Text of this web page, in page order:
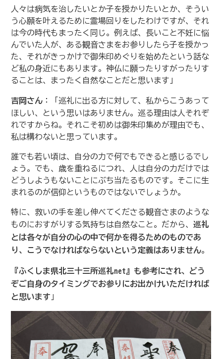
人々は病気を治したいとか子を授かりたいとか、そうい
う心願を叶えるために霊場回りをしたわけですが、それ
は今の時代もまったく同じ。例えば、長いこと不妊に悩
んでいた人が、ある観音さまをお参りしたら子を授かっ
た、それがきっかけで御朱印めぐりを始めたという話な
ど私の身近にもあります。神仏に願ったりすがったりす
ることは、まったく自然なことだと思います」
吉岡さん ：「巡礼に出る方に対して、私からこうあって
ほしい、という思いはありません。巡る理由は人それぞ
れですからね。それこそ初めは御朱印集めが理由でも、
私は構わないと思っています。
誰でも若い頃は、自分の力で何でもできると感じるでし
ょう。でも、歳を重ねるにつれ、人は自分の力だけでは
どうしようもないことにぶち当たるものです。そこに生
まれるのが信仰というものではないでしょうか。
特に、救いの手を差し伸べてくださる観音さまのような
ものにおすがりする気持ちは自然なこと。だから、 巡礼
とは各々が自分の心の中で何かを得るためのものであ
り、こうでなければならないという定義はありません。
『ふくしま県北三十三所巡礼net』も参考にされ、どう
ぞご自身のタイミングでお参りにお出かけいただければ
と思います 」